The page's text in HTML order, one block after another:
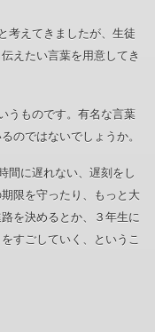
考えてきましたが、生徒
えたい言葉を用意してき
うものです。有名な言葉
のではないでしょうか。
間に遅れない、遅刻をし
限を守ったり、もっと大
を決めるとか、３年生に
すごしていく、というこ